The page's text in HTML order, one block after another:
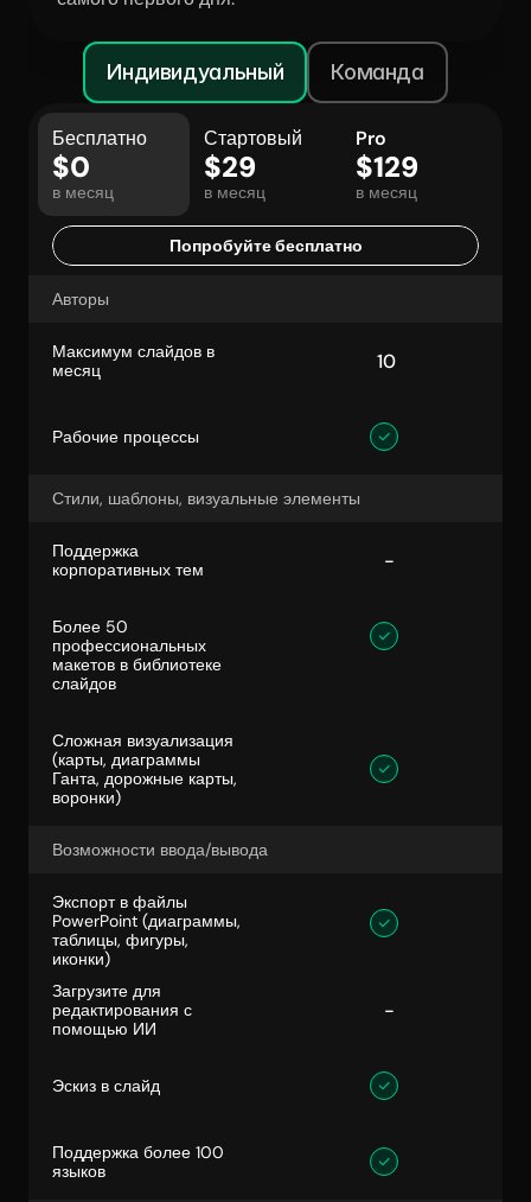
Индивидуальный Команда
Бесплатно
$0
в месяц
Стартовый
$29
в месяц
Pro
$129
в месяц
Авторы
Максимум слайдов в
месяц
10
Рабочие процессы
Стили, шаблоны, визуальные элементы
Поддержка
корпоративных тем
  -
Более 50
профессиональных
макетов в библиотеке
слайдов
Сложная визуализация
(карты, диаграммы
Ганта, дорожные карты,
воронки)
Возможности ввода/вывода
Экспорт в файлы
PowerPoint (диаграммы,
таблицы, фигуры,
иконки)
Загрузите для
редактирования с
помощью ИИ
  -
Эскиз в слайд
Поддержка более 100
языков
Попробуйте бесплатно